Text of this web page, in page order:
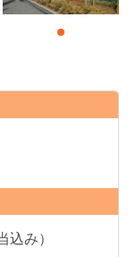
込み）